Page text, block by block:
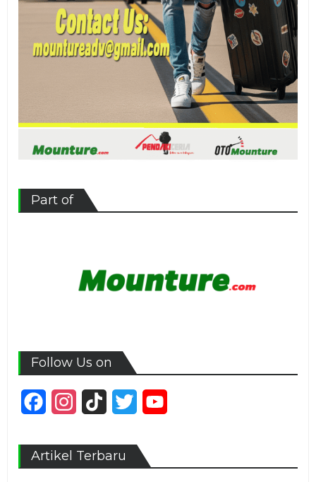
Part of
Follow Us on
FacebookInstagram
TikTok Twitter
Artikel Terbaru